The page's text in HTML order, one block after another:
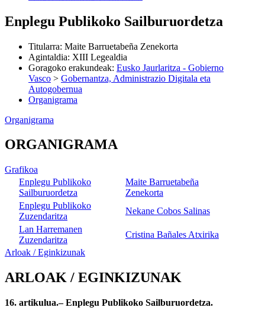
Enplegu Publikoko Sailburuordetza
Titularra: Maite Barruetabeña Zenekorta
Agintaldia: XIII Legealdia
Goragoko erakundeak: Eusko Jaurlaritza - Gobierno
Vasco > Gobernantza, Administrazio Digitala eta
Autogobernua
Organigrama
Organigrama
ORGANIGRAMA
Grafikoa
Enplegu Publikoko
Sailburuordetza
Maite Barruetabeña
Zenekorta
Enplegu Publikoko
Zuzendaritza
Nekane Cobos Salinas
Lan Harremanen
Zuzendaritza
Cristina Bañales Atxirika
Arloak / Eginkizunak
ARLOAK / EGINKIZUNAK
16. artikulua.– Enplegu Publikoko Sailburuordetza.